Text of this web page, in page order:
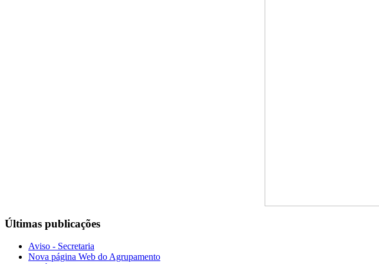
Últimas publicações
Aviso - Secretaria
Nova página Web do Agrupamento